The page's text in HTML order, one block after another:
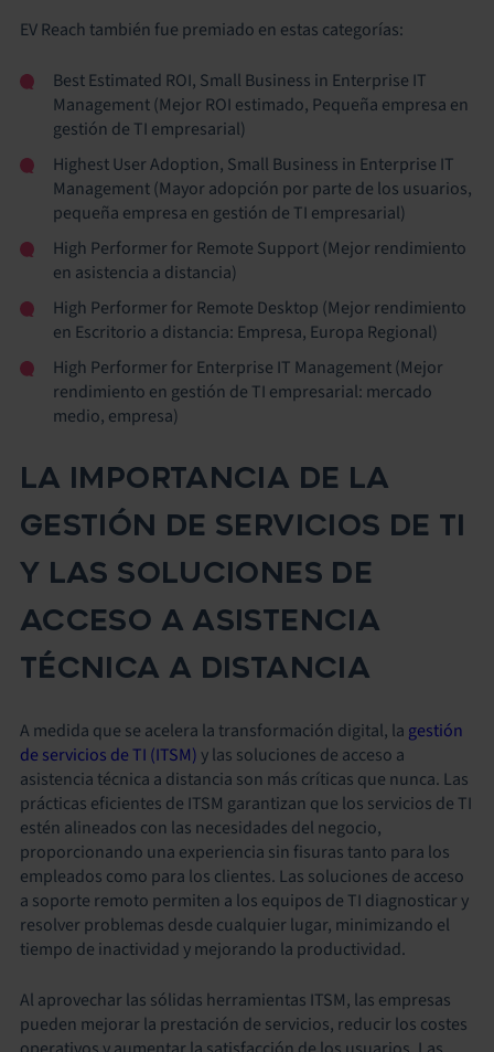
EV Reach también fue premiado en estas categorías:
Best Estimated ROI, Small Business in Enterprise IT
Management (Mejor ROI estimado, Pequeña empresa en
gestión de TI empresarial)
Highest User Adoption, Small Business in Enterprise IT
Management (Mayor adopción por parte de los usuarios,
pequeña empresa en gestión de TI empresarial)
High Performer for Remote Support (Mejor rendimiento
en asistencia a distancia)
High Performer for Remote Desktop (Mejor rendimiento
en Escritorio a distancia: Empresa, Europa Regional)
High Performer for Enterprise IT Management (Mejor
rendimiento en gestión de TI empresarial: mercado
medio, empresa)
LA IMPORTANCIA DE LA
GESTIÓN DE SERVICIOS DE TI
Y LAS SOLUCIONES DE
ACCESO A ASISTENCIA
TÉCNICA A DISTANCIA
A medida que se acelera la transformación digital, la gestión
de servicios de TI (ITSM)y las soluciones de acceso a
asistencia técnica a distancia son más críticas que nunca. Las
prácticas eficientes de ITSM garantizan que los servicios de TI
estén alineados con las necesidades del negocio,
proporcionando una experiencia sin fisuras tanto para los
empleados como para los clientes. Las soluciones de acceso
a soporte remoto permiten a los equipos de TI diagnosticar y
resolver problemas desde cualquier lugar, minimizando el
tiempo de inactividad y mejorando la productividad.
Al aprovechar las sólidas herramientas ITSM, las empresas
pueden mejorar la prestación de servicios, reducir los costes